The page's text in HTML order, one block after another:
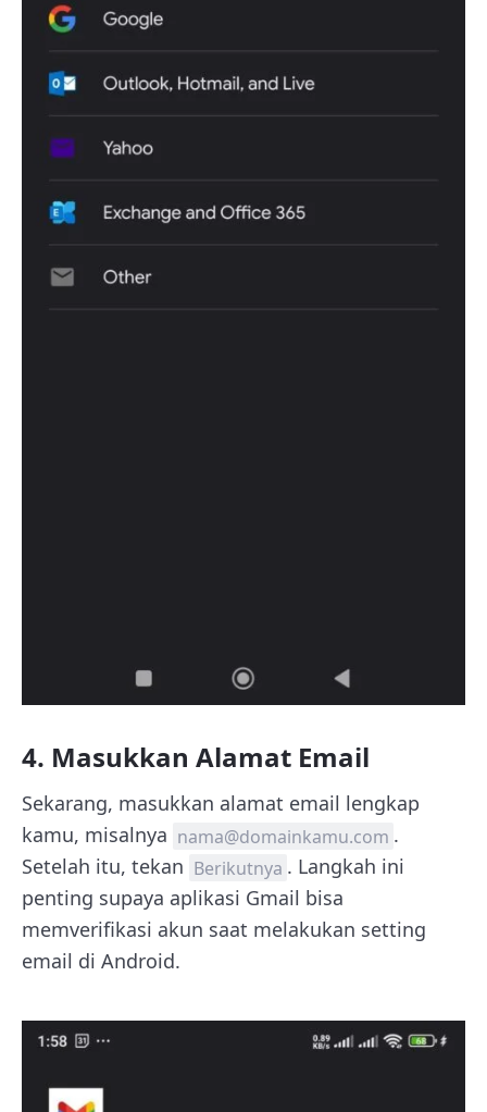
4. Masukkan Alamat Email
Sekarang, masukkan alamat email lengkap
kamu, misalnya nama@domainkamu.com .
Setelah itu, tekan Berikutnya . Langkah ini
penting supaya aplikasi Gmail bisa
memverifikasi akun saat melakukan setting
email di Android.